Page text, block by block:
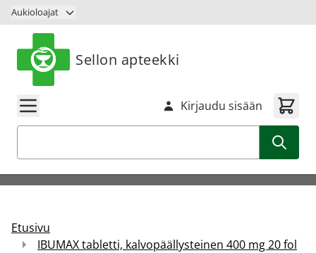
Siirry sisältöön
Aukioloajat
Sellon apteekki
Kirjaudu sisään
Etusivu
IBUMAX tabletti, kalvopäällysteinen 400 mg 20 fol